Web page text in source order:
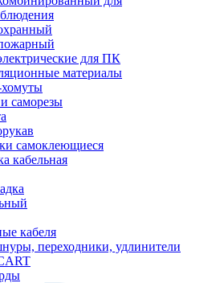
для ПК
материалы
саморезы
самоклеющиеся
кабельная
кабеля
переходники, удлинители